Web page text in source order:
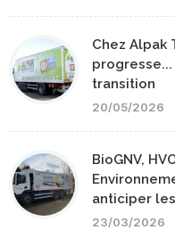
Chez Alpak
transition
20/05/2026
BioGNV,
anticiper
23/03/2026